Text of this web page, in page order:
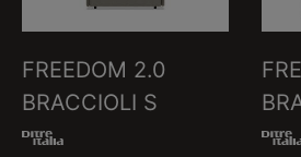
FREEDOM 2.0
BRACCIOLI S